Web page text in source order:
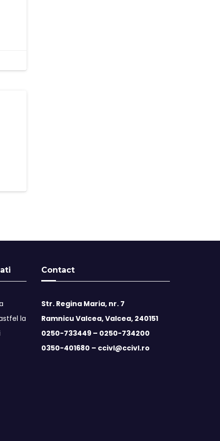
la
Contact
Str. Regina Maria, nr. 7
Ramnicu Valcea, Valcea, 240151
0250-733449 – 0250-734200
0350-401680 – ccivl@ccivl.ro